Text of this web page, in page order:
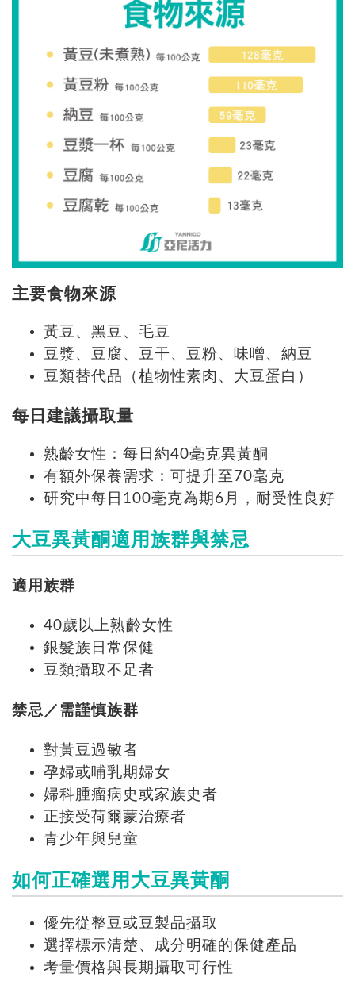
主要食物來源
黃豆、黑豆、毛豆
豆漿、豆腐、豆干、豆粉、味噌、納豆
豆類替代品（植物性素肉、大豆蛋白）
每日建議攝取量
熟齡女性：每日約40毫克異黃酮
有額外保養需求：可提升至70毫克
研究中每日100毫克為期6月，耐受性良好
大豆異黃酮適用族群與禁忌
適用族群
40歲以上熟齡女性
銀髮族日常保健
豆類攝取不足者
禁忌／需謹慎族群
對黃豆過敏者
孕婦或哺乳期婦女
婦科腫瘤病史或家族史者
正接受荷爾蒙治療者
青少年與兒童
如何正確選用大豆異黃酮
優先從整豆或豆製品攝取
選擇標示清楚、成分明確的保健產品
考量價格與長期攝取可行性